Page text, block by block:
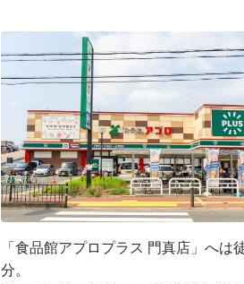
「食品館アプロプラス 門真店」へは
分。